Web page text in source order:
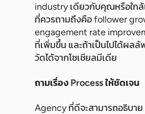
industry เดียวกับคุณหรือใกล้
ที่ควรถามถึงคือ follower
engagement rate
ที่เพิ่มขึ้น และถ้าเป็นไปได้ผลลั
วัดได้จากโซเชียลมีเดีย
ถามเรื่อง Process ให้ชัดเจน
Agency ที่ดีจะสามารถอธิบา